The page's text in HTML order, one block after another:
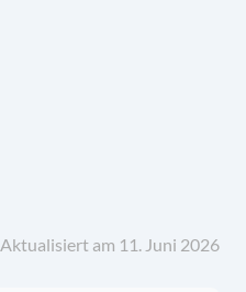
Aktualisiert am 11. Juni 2026